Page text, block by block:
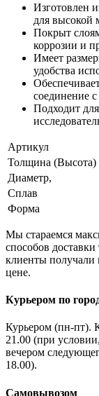
Изготовлен
для высокой
Покрыт
коррозии и
Имеет
удобства
соединение
Подходит
Артикул
Толщина (Высота)
Диаметр,
Сплав
Форма
Мы стараемся
способов
клиенты получали
цене.
Курьером по
Курьером (пн-пт).
21.00 (при
вечером
18.00).
Самовывозом